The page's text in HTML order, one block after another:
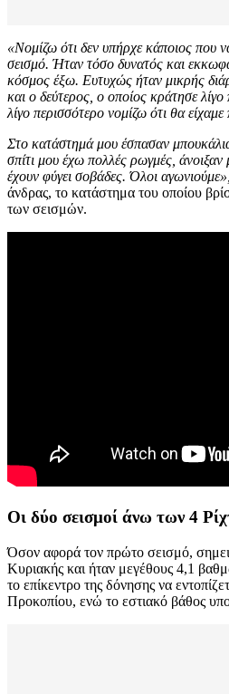
«Νομίζω ότι δεν υπήρχε κάποιος που
σεισμό. Ήταν τόσο δυνατός και
κόσμος έξω. Ευτυχώς ήταν μικρής
και ο δεύτερος, ο οποίος κράτησε
λίγο περισσότερο νομίζω ότι θα
Στο κατάστημά μου έσπασαν
σπίτι μου έχω πολλές ρωγμές, άνοιξαν
έχουν φύγει σοβάδες. Όλοι αγωνιούμε»,
άνδρας, το κατάστημα του οποίου
των σεισμών.
Οι δύο σεισμοί άνω των 4
Όσον αφορά τον πρώτο σεισμό,
Κυριακής και ήταν μεγέθους 4,1
το επίκεντρο της δόνησης να
Προκοπίου, ενώ το εστιακό βάθος